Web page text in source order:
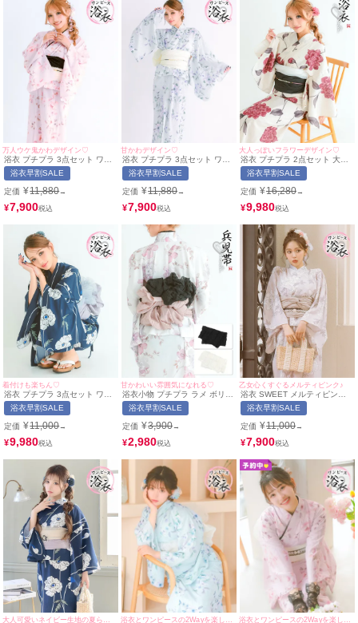
万人ウケ鬼かわデザイン♡
浴衣 プチプラ 3点セット ワン
ピース2way ストライプ 花柄
水彩 SWEET ピンク (ゆかた
+ワンピース+兵児帯) (ねおん着
用) | myMinette/マイミネット
浴衣早割SALE
定価 ¥11,880→
¥7,900
甘かわデザイン♡
浴衣 プチプラ 3点セット ワン
ピース2way ストライプ 花柄
水彩 SWEET 水色 ブルベ (ゆか
た+ワンピース+兵児帯) (みのり
着用) | myMinette/マイミネッ
ト
浴衣早割SALE
定価 ¥11,880→
¥7,900
大人っぽいフラワーデザイン♡
浴衣 プチプラ 2点セット 大人
っぽい 妖艶 ヴィンテージフラ
ワー (ゆかた+兵児帯) (ねおん着
用) | myMinette/マイミネット
浴衣早割SALE
定価 ¥16,280→
¥9,980
着付けも楽ちん♡
浴衣 プチプラ 3点セット ワン
ピース2way ストライプ モダン
花柄 (ゆかた+ワンピース+兵児
帯) | myMinette/マイミネット
浴衣早割SALE
定価 ¥11,000→
¥9,980
甘かわいい雰囲気になれる♡
浴衣小物 プチプラ ラメ ボリュ
ーム フリル 飾り ブラック 黒
ホワイト 白 兵児帯 ｜
myMinette/マイミネット
浴衣早割SALE
定価 ¥3,900→
¥2,980
乙女心くすぐるメルティピンク♪
浴衣 SWEET メルティピンク×
繊細ホワイトフラワー ゆかた3
点セット(浴衣羽織＋ワンピー
ス＋兵児帯)
浴衣早割SALE
定価 ¥11,000→
¥7,900